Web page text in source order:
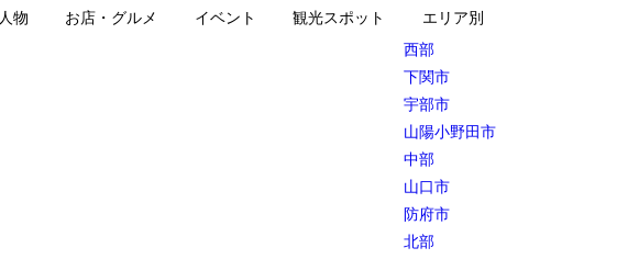
人物 お店・グルメ イベント 観光スポット
エリア別
西部
下関市
宇部市
山陽小野田市
中部
山口市
防府市
北部